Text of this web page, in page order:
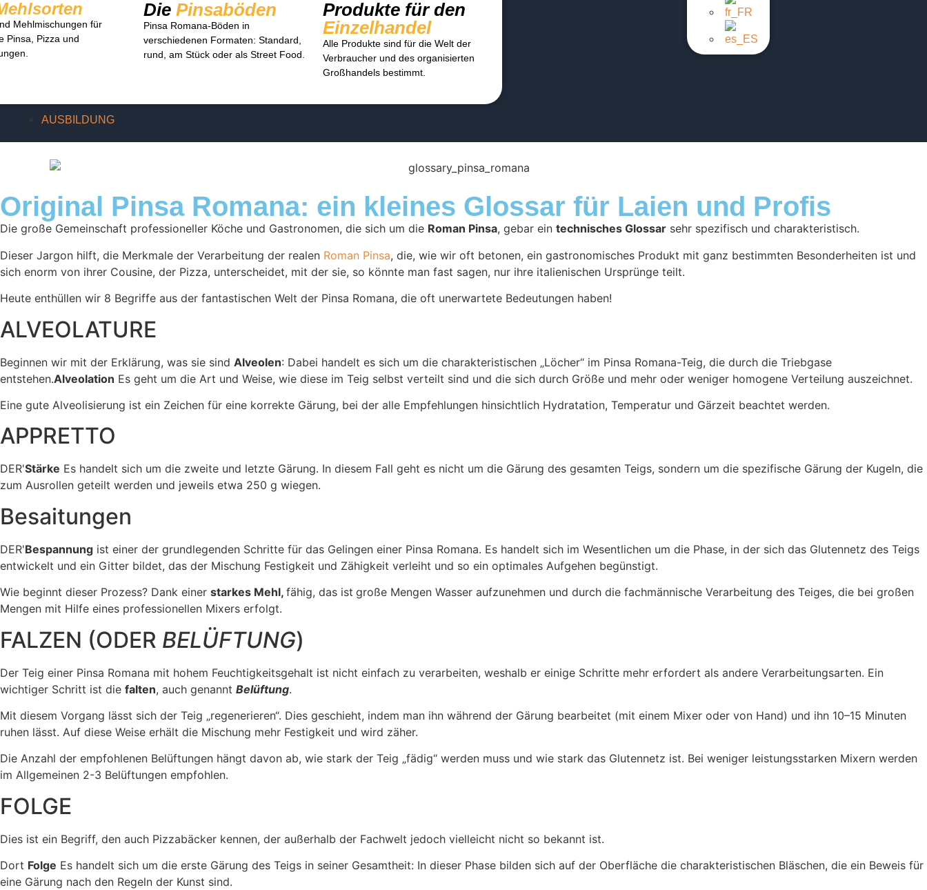
Mehlmischungen für
Pinsa, Pizza und
Die Pinsaböden
Pinsa Romana-Böden in
verschiedenen Formaten: Standard,
rund, am Stück oder als Street Food.
Produkte für den
Einzelhandel
Alle Produkte sind für die Welt der
Verbraucher und des organisierten
Großhandels bestimmt.
AUSBILDUNG
Original Pinsa Romana: ein kleines Glossar für Laien und Profis
Die große Gemeinschaft professioneller Köche und Gastronomen, die sich um die Roman Pinsa, gebar ein technisches Glossar sehr spezifisch und charakteristisch.
Dieser Jargon hilft, die Merkmale der Verarbeitung der realen Roman Pinsa, die, wie wir oft betonen, ein gastronomisches Produkt mit ganz bestimmten Besonderheiten ist und
sich enorm von ihrer Cousine, der Pizza, unterscheidet, mit der sie, so könnte man fast sagen, nur ihre italienischen Ursprünge teilt.
Heute enthüllen wir 8 Begriffe aus der fantastischen Welt der Pinsa Romana, die oft unerwartete Bedeutungen haben!
ALVEOLATURE
Beginnen wir mit der Erklärung, was sie sind Alveolen: Dabei handelt es sich um die charakteristischen „Löcher“ im Pinsa Romana-Teig, die durch die Triebgase
entstehen.Alveolation Es geht um die Art und Weise, wie diese im Teig selbst verteilt sind und die sich durch Größe und mehr oder weniger homogene Verteilung auszeichnet.
Eine gute Alveolisierung ist ein Zeichen für eine korrekte Gärung, bei der alle Empfehlungen hinsichtlich Hydratation, Temperatur und Gärzeit beachtet werden.
APPRETTO
DER'Stärke Es handelt sich um die zweite und letzte Gärung. In diesem Fall geht es nicht um die Gärung des gesamten Teigs, sondern um die spezifische Gärung der Kugeln, die
zum Ausrollen geteilt werden und jeweils etwa 250 g wiegen.
Besaitungen
DER'Bespannung ist einer der grundlegenden Schritte für das Gelingen einer Pinsa Romana. Es handelt sich im Wesentlichen um die Phase, in der sich das Glutennetz des Teigs
entwickelt und ein Gitter bildet, das der Mischung Festigkeit und Zähigkeit verleiht und so ein optimales Aufgehen begünstigt.
Wie beginnt dieser Prozess? Dank einer starkes Mehl, fähig, das ist große Mengen Wasser aufzunehmen und durch die fachmännische Verarbeitung des Teiges, die bei großen
Mengen mit Hilfe eines professionellen Mixers erfolgt.
FALZEN (ODER BELÜFTUNG)
Der Teig einer Pinsa Romana mit hohem Feuchtigkeitsgehalt ist nicht einfach zu verarbeiten, weshalb er einige Schritte mehr erfordert als andere Verarbeitungsarten. Ein
wichtiger Schritt ist die falten, auch genannt Belüftung.
Mit diesem Vorgang lässt sich der Teig „regenerieren“. Dies geschieht, indem man ihn während der Gärung bearbeitet (mit einem Mixer oder von Hand) und ihn 10–15 Minuten
ruhen lässt. Auf diese Weise erhält die Mischung mehr Festigkeit und wird zäher.
Die Anzahl der empfohlenen Belüftungen hängt davon ab, wie stark der Teig „fädig“ werden muss und wie stark das Glutennetz ist. Bei weniger leistungsstarken Mixern werden
im Allgemeinen 2-3 Belüftungen empfohlen.
FOLGE
Dies ist ein Begriff, den auch Pizzabäcker kennen, der außerhalb der Fachwelt jedoch vielleicht nicht so bekannt ist.
Dort Folge Es handelt sich um die erste Gärung des Teigs in seiner Gesamtheit: In dieser Phase bilden sich auf der Oberfläche die charakteristischen Bläschen, die ein Beweis für
eine Gärung nach den Regeln der Kunst sind.